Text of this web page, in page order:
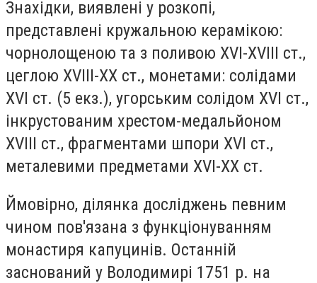
Знахідки, виявлені у розкопі,
представлені кружальною керамікою:
чорнолощеною та з поливою XVI-XVIII ст.,
цеглою XVIII-ХХ ст., монетами: солідами
XVI ст. (5 екз.), угорським солідом XVI ст.,
інкрустованим хрестом-медальйоном
XVIII ст., фрагментами шпори XVI ст.,
металевими предметами XVI-ХХ ст.
Ймовірно, ділянка досліджень певним
чином пов'язана з функціонуванням
монастиря капуцинів. Останній
заснований у Володимирі 1751 р. на